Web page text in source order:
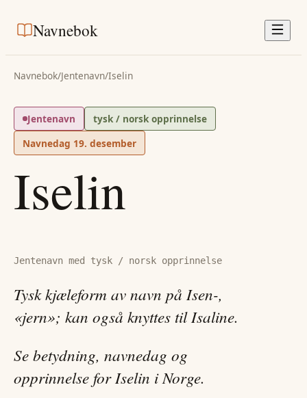
Navnebok
Navnebok/Jentenavn/Iselin
Jentenavn
tysk / norsk opprinnelse
Navnedag 19. desember
Iselin
Jentenavn med tysk / norsk opprinnelse
Tysk kjæleform av navn på Isen-,
«jern»; kan også knyttes til Isaline.
Se betydning, navnedag og
opprinnelse for Iselin i Norge.